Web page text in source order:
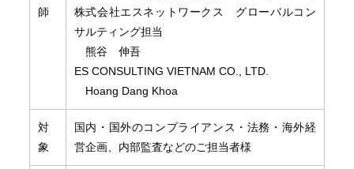
師
株式会社エスネットワークス グローバルコン
サルティング担当
熊谷 伸吾
ES CONSULTING VIETNAM CO., LTD.
Hoang Dang Khoa
対
象
国内・国外のコンプライアンス・法務・海外経
営企画、内部監査などのご担当者様